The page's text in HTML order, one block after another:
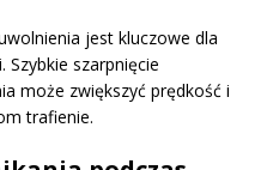
jest kluczowe dla
szarpnięcie
może zwiększyć prędkość i
trafienie.